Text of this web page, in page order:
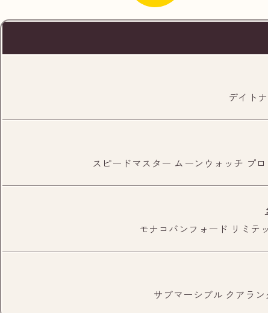
デイト
スピードマスター ムーンウォッチ プ
モナコバンフォード リミテ
サブマーシブル クアラ